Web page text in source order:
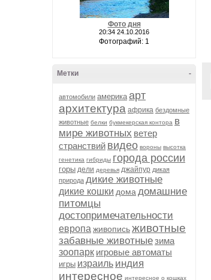
Фото дня
20:34 24.10.2016
Фотографий: 1
-
Метки
автомобили америка арт
архитектура африка бездомные
животные белки букмекерская контора в
мире животных ветер
странствий видео вороны высотка
генетика гибриды города россии
горы дели деревья джайпур дикая
природа дикие животные
дикие кошки дома домашние
питомцы
достопримечательности
европа живописьживотные
забавные животныезима
зоопарк игровые автоматы
игры израиль индия
интересное интересное о кошках